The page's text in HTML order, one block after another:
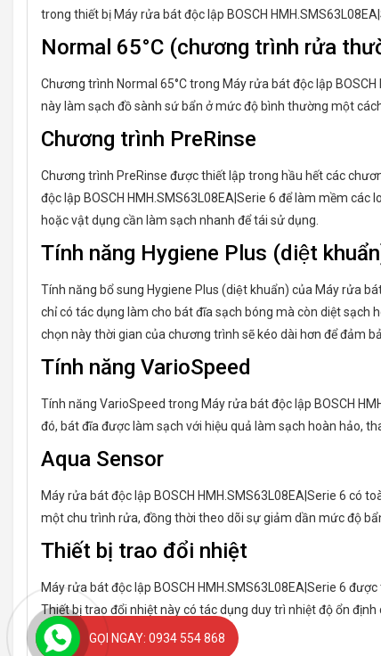
trong thiết bị Máy rửa bát độc lập BOSCH
Normal 65°C (chương trình rửa
Chương trình Normal 65°C trong Máy rửa bát độc lập
này làm sạch đồ sành sứ bẩn ở mức độ bình thường một
Chương trình PreRinse
Chương trình PreRinse được thiết lập trong hầu hết các
độc lập BOSCH HMH.SMS63L08EA|Serie 6 để làm mềm
hoặc vật dụng cần làm sạch nhanh để tái sử dụng.
Tính năng Hygiene Plus (diệt
Tính năng bổ sung Hygiene Plus (diệt khuẩn) của Máy rửa
chỉ có tác dụng làm cho bát đĩa sạch bóng mà còn diệt sạch
chọn này thời gian của chương trình sẽ kéo dài hơn để đảm
Tính năng VarioSpeed
Tính năng VarioSpeed trong Máy rửa bát độc lập BOSCH
đó, bát đĩa được làm sạch với hiệu quả làm sạch hoàn hảo,
Aqua Sensor
Máy rửa bát độc lập BOSCH HMH.SMS63L08EA|Serie 6 có
một chu trình rửa, đồng thời theo dõi sự giảm dần mức độ
Thiết bị trao đổi nhiệt
Máy rửa bát độc lập BOSCH HMH.SMS63L08EA|Serie 6
Thiết bị trao đổi nhiệt này có tác dụng duy trì nhiệt độ ổn
Độ ồnGỌI NGAY: 0934 554 868